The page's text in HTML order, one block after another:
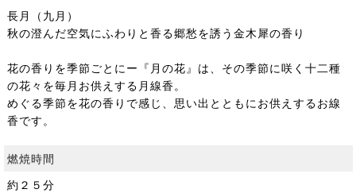
長月（九月）
秋の澄んだ空気にふわりと香る郷愁を誘う金木犀の香り
花の香りを季節ごとにー『月の花』は、その季節に咲く十二種
の花々を毎月お供えする月線香。
めぐる季節を花の香りで感じ、思い出とともにお供えするお線
香です。
燃焼時間
約２５分